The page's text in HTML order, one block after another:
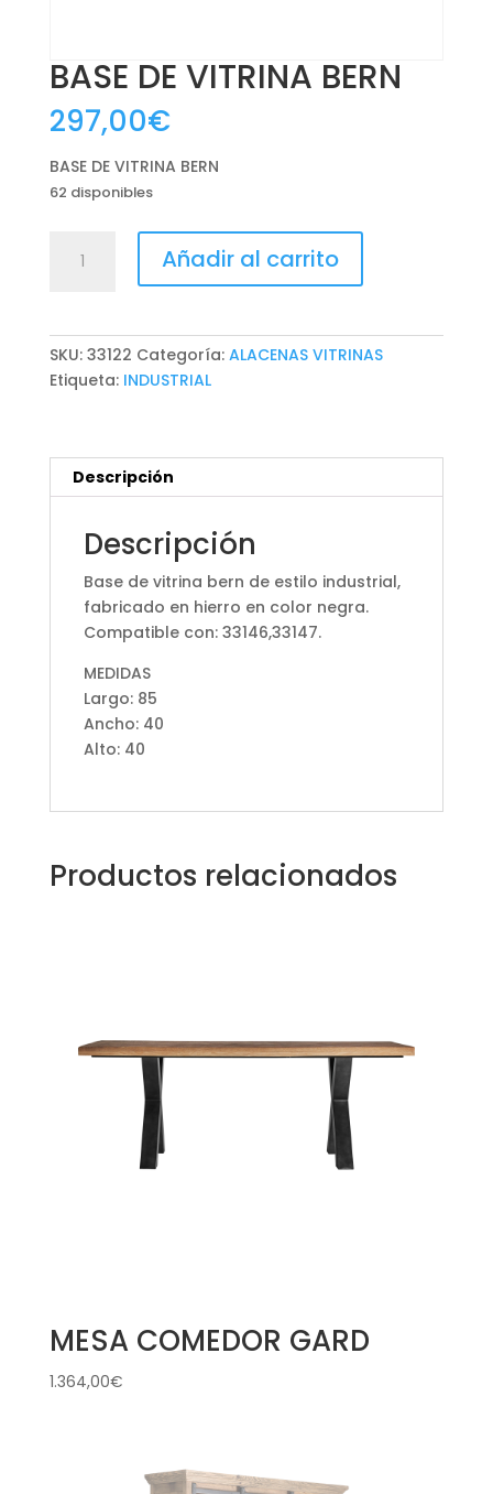
BASE DE VITRINA BERN
297,00€
BASE DE VITRINA BERN
62 disponibles
cantidad
Añadir al carrito
SKU: 33122 Categoría: ALACENAS VITRINAS
Etiqueta: INDUSTRIAL
Descripción
Descripción
Base de vitrina bern de estilo industrial,
fabricado en hierro en color negra.
Compatible con: 33146,33147.
MEDIDAS
Largo: 85
Ancho: 40
Alto: 40
Productos relacionados
MESA COMEDOR GARD
1.364,00€